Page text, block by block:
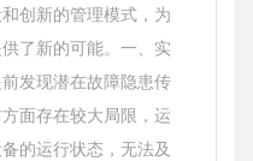
创新的管理模式，为
了新的可能。一、实
发现潜在故障隐患传
面存在较大局限，运
的运行状态，无法及